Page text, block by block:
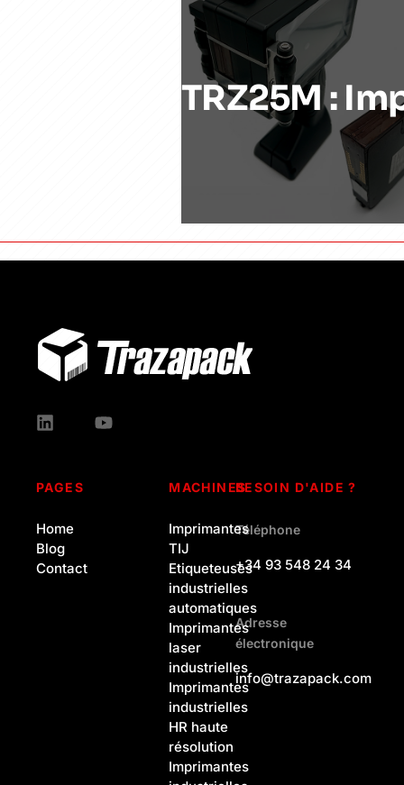
TRZ25M :
PAGES
Home
Blog
Contact
MACHINES
Imprimantes
TIJ
Etiqueteuses
industrielles
automatiques
Imprimantes
laser
industrielles
Imprimantes
industrielles
HR haute
résolution
Imprimantes
BESOIN D'AIDE ?
Téléphone
+34 93 548 24 34
Adresse
électronique
info@trazapack.com